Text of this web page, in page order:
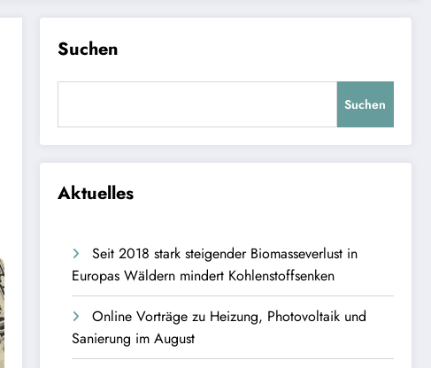
Suchen
Suchen
Aktuelles
Seit 2018 stark steigender Biomasseverlust in
Europas Wäldern mindert Kohlenstoffsenken
Online Vorträge zu Heizung, Photovoltaik und
Sanierung im August